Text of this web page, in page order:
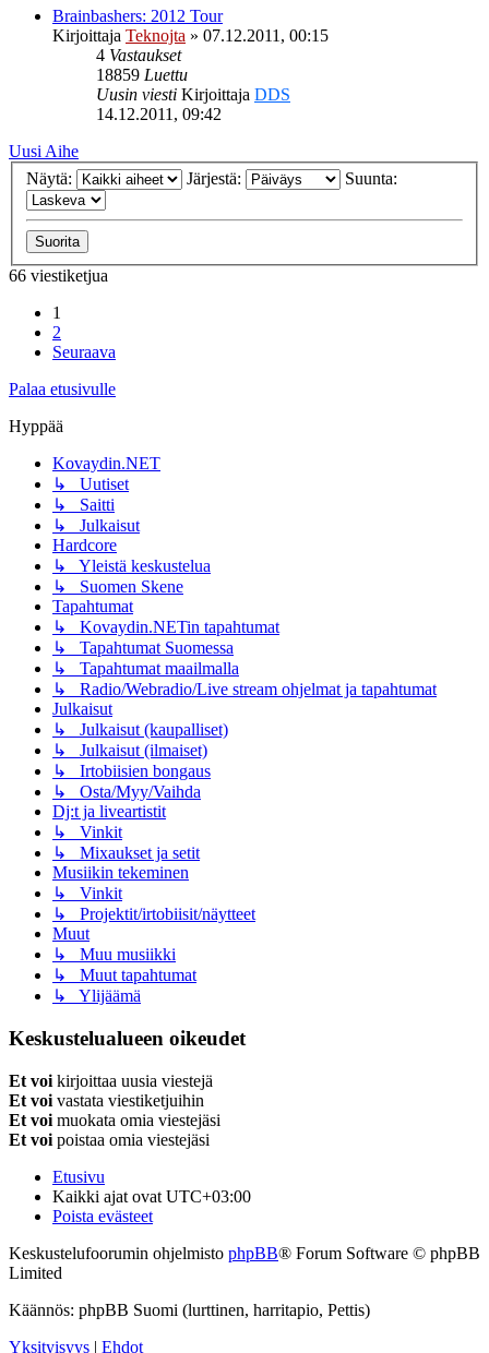
Brainbashers: 2012 Tour
Kirjoittaja Teknojta » 07.12.2011, 00:15
4 Vastaukset
18859 Luettu
Uusin viesti Kirjoittaja DDS
14.12.2011, 09:42
Uusi Aihe
Näytä:
Järjestä: Suunta:
66 viestiketjua
1
2
Seuraava
Palaa etusivulle
Hyppää
Kovaydin.NET
↳ Uutiset
↳ Saitti
↳ Julkaisut
Hardcore
↳ Yleistä keskustelua
↳ Suomen Skene
Tapahtumat
↳ Kovaydin.NETin tapahtumat
↳ Tapahtumat Suomessa
↳ Tapahtumat maailmalla
↳ Radio/Webradio/Live stream ohjelmat ja tapahtumat
Julkaisut
↳ Julkaisut (kaupalliset)
↳ Julkaisut (ilmaiset)
↳ Irtobiisien bongaus
↳ Osta/Myy/Vaihda
Dj:t ja liveartistit
↳ Vinkit
↳ Mixaukset ja setit
Musiikin tekeminen
↳ Vinkit
↳ Projektit/irtobiisit/näytteet
Muut
↳ Muu musiikki
↳ Muut tapahtumat
↳ Ylijäämä
Keskustelualueen oikeudet
Et voi kirjoittaa uusia viestejä
Et voi vastata viestiketjuihin
Et voi muokata omia viestejäsi
Et voi poistaa omia viestejäsi
Etusivu
Kaikki ajat ovat UTC+03:00
Poista evästeet
Keskustelufoorumin ohjelmisto phpBB® Forum Software © phpBB
Limited
Käännös: phpBB Suomi (lurttinen, harritapio, Pettis)
Yksityisyys | Ehdot